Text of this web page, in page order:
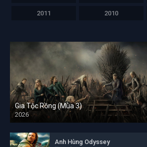
2011 2010
Gia Tộc Rồng (Mùa 3)
2026
Anh Hùng Odyssey